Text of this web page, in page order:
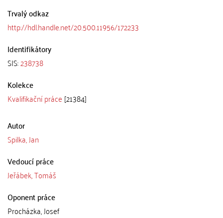
Trvalý odkaz
http://hdl.handle.net/20.500.11956/172233
Identifikátory
SIS:238738
Kolekce
Kvalifikační práce [21384]
Autor
Spilka, Jan
Vedoucí práce
Jeřábek, Tomáš
Oponent práce
Procházka, Josef